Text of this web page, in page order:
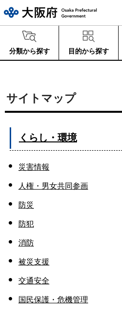
分類から探す 目的から探す
サイトマップ
くらし・環境
災害情報
人権・男女共同参画
防災
防犯
消防
被災支援
交通安全
国民保護・危機管理